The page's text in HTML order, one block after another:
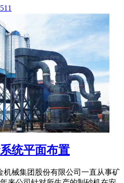
统平面布置
机械集团股份有限公司一直从事矿